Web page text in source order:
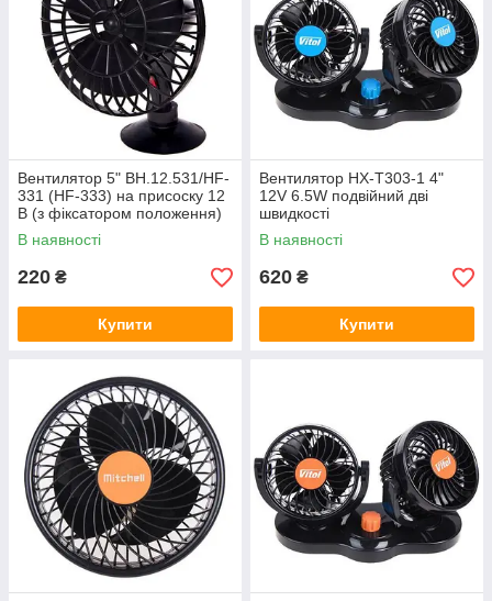
Вентилятор 5" ВН.12.531/HF-
331 (HF-333) на присоску 12
В (з фіксатором положення)
В наявності
220 ₴
Купити
Вентилятор HX-T303-1 4"
12V 6.5W подвійний дві
швидкості
В наявності
620 ₴
Купити